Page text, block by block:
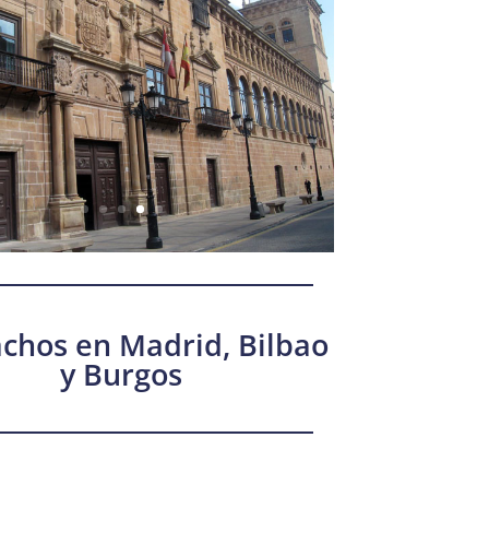
en Madrid, Bilbao
y Burgos